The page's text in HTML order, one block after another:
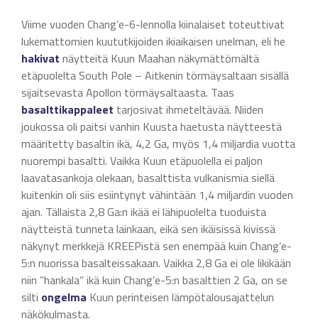
Viime vuoden Chang’e-6-lennolla kiinalaiset toteuttivat
lukemattomien kuututkijoiden ikiaikaisen unelman, eli he
hakivat näytteitä Kuun Maahan näkymättömältä
etäpuolelta South Pole – Aitkenin törmäysaltaan sisällä
sijaitsevasta Apollon törmäysaltaasta. Taas
basalttikappaleet tarjosivat ihmeteltävää. Niiden
joukossa oli paitsi vanhin Kuusta haetusta näytteestä
määritetty basaltin ikä, 4,2 Ga, myös 1,4 miljardia vuotta
nuorempi basaltti. Vaikka Kuun etäpuolella ei paljon
laavatasankoja olekaan, basalttista vulkanismia siellä
kuitenkin oli siis esiintynyt vähintään 1,4 miljardin vuoden
ajan. Tällaista 2,8 Ga:n ikää ei lähipuolelta tuoduista
näytteistä tunneta lainkaan, eikä sen ikäisissä kivissä
näkynyt merkkejä KREEPistä sen enempää kuin Chang’e-
5:n nuorissa basalteissakaan. Vaikka 2,8 Ga ei ole likikään
niin ”hankala” ikä kuin Chang’e-5:n basalttien 2 Ga, on se
silti ongelma Kuun perinteisen lämpötalousajattelun
näkökulmasta.